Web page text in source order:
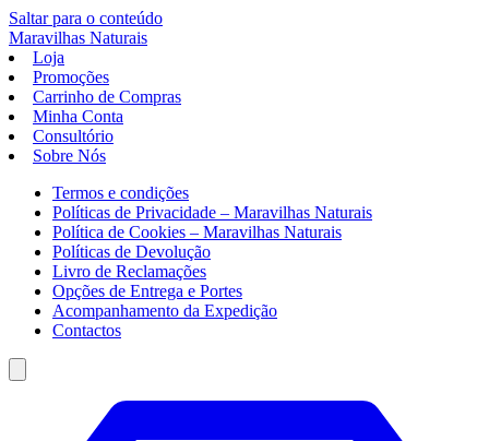
Saltar para o conteúdo
Maravilhas Naturais
Loja
Promoções
Carrinho de Compras
Minha Conta
Consultório
Sobre Nós
Termos e condições
Políticas de Privacidade – Maravilhas Naturais
Política de Cookies – Maravilhas Naturais
Políticas de Devolução
Livro de Reclamações
Opções de Entrega e Portes
Acompanhamento da Expedição
Contactos